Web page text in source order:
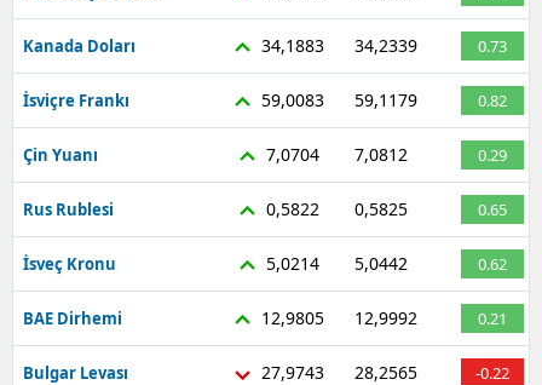
Kars
Kastamonu
Kayseri
Kırklareli
Kırşehir
Kocaeli
Kanada Doları 34,1883 34,2339 0.73
İsviçre Frankı 59,0083 59,1179 0.82
Çin Yuanı 7,0704 7,0812 0.29
Rus Rublesi 0,5822 0,5825 0.65
İsveç Kronu 5,0214 5,0442 0.62
BAE Dirhemi 12,9805 12,9992 0.21
Bulgar Levası 27,9743 28,2565 -0.22